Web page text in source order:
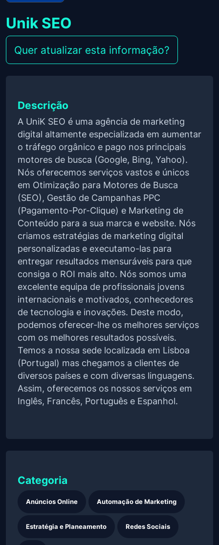
Unik SEO
Quer atualizar esta informação?
Descrição
A UniK SEO é uma agência de marketing
digital altamente especializada em aumentar
o tráfego orgânico e pago nos principais
motores de busca (Google, Bing, Yahoo).
Nós oferecemos serviços vastos e únicos
em Otimização para Motores de Busca
(SEO), Gestão de Campanhas PPC
(Pagamento-Por-Clique) e Marketing de
Conteúdo para a sua marca e website. Nós
criamos estratégias de marketing digital
personalizadas e executamo-las para
entregar resultados mensuráveis para que
consiga o ROI mais alto. Nós somos uma
excelente equipa de profissionais jovens
internacionais e motivados, conhecedores
de tecnologia e inovações. Deste modo,
podemos oferecer-lhe os melhores serviços
com os melhores resultados possíveis.
Temos a nossa sede localizada em Lisboa
(Portugal) mas chegamos a clientes de
diversos países e com diversas linguagens.
Assim, oferecemos os nossos serviços em
Inglês, Francês, Português e Espanhol.
Categoria
Anúncios Online Automação de Marketing
Estratégia e Planeamento Redes Sociais